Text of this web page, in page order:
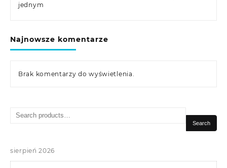
jednym
Najnowsze komentarze
Brak komentarzy do wyświetlenia.
Search
Search
sierpień 2026